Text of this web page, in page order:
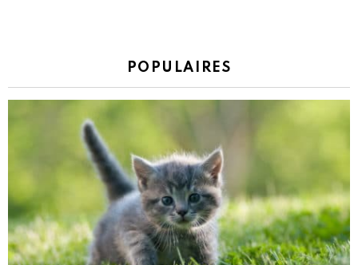
POPULAIRES